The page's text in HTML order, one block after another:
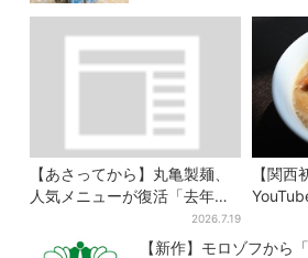
【あさってから】丸亀製麺、
人気メニューが復活「去年め
っちゃハマった」「待ってた
よ！」「夏の救世主」
2026.7.19
【関
店「
「待っ
【新作】モロゾフから